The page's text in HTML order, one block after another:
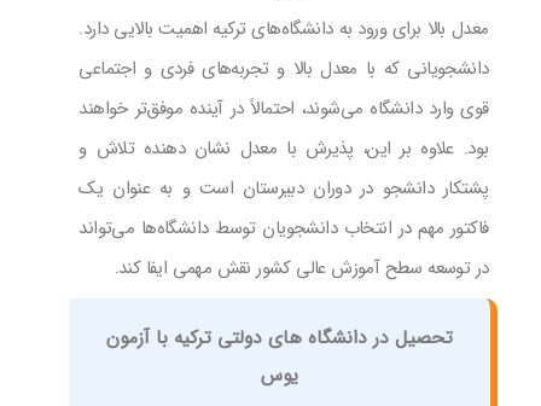
معدل بالا برای ورود به دانشگاه‌های ترکیه اهمیت بالایی دارد.
دانشجویانی که با معدل بالا و تجربه‌های فردی و اجتماعی
قوی وارد دانشگاه می‌شوند، احتمالاً در آینده موفق‌تر خواهند
بود. علاوه بر این، پذیرش با معدل نشان دهنده تلاش و
پشتکار دانشجو در دوران دبیرستان است و به عنوان یک
فاکتور مهم در انتخاب دانشجویان توسط دانشگاه‌ها می‌تواند
در توسعه سطح آموزش عالی کشور نقش مهمی ایفا کند.
تحصیل در دانشگاه های دولتی ترکیه با آزمون
یوس